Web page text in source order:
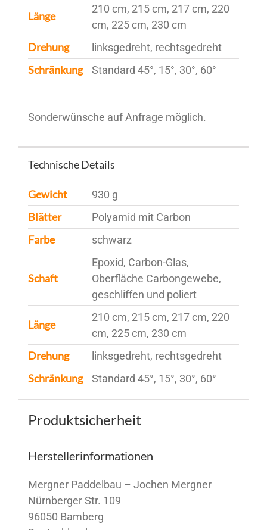
Länge
210 cm, 215 cm, 217 cm, 220
cm, 225 cm, 230 cm
Drehung linksgedreht, rechtsgedreht
Schränkung Standard 45°, 15°, 30°, 60°
Sonderwünsche auf Anfrage möglich.
Technische Details
Gewicht 930 g
Blätter Polyamid mit Carbon
Farbe schwarz
Schaft
Epoxid, Carbon-Glas,
Oberfläche Carbongewebe,
geschliffen und poliert
Länge
210 cm, 215 cm, 217 cm, 220
cm, 225 cm, 230 cm
Drehung linksgedreht, rechtsgedreht
Schränkung Standard 45°, 15°, 30°, 60°
Produktsicherheit
Herstellerinformationen
Mergner Paddelbau – Jochen Mergner
Nürnberger Str. 109
96050 Bamberg